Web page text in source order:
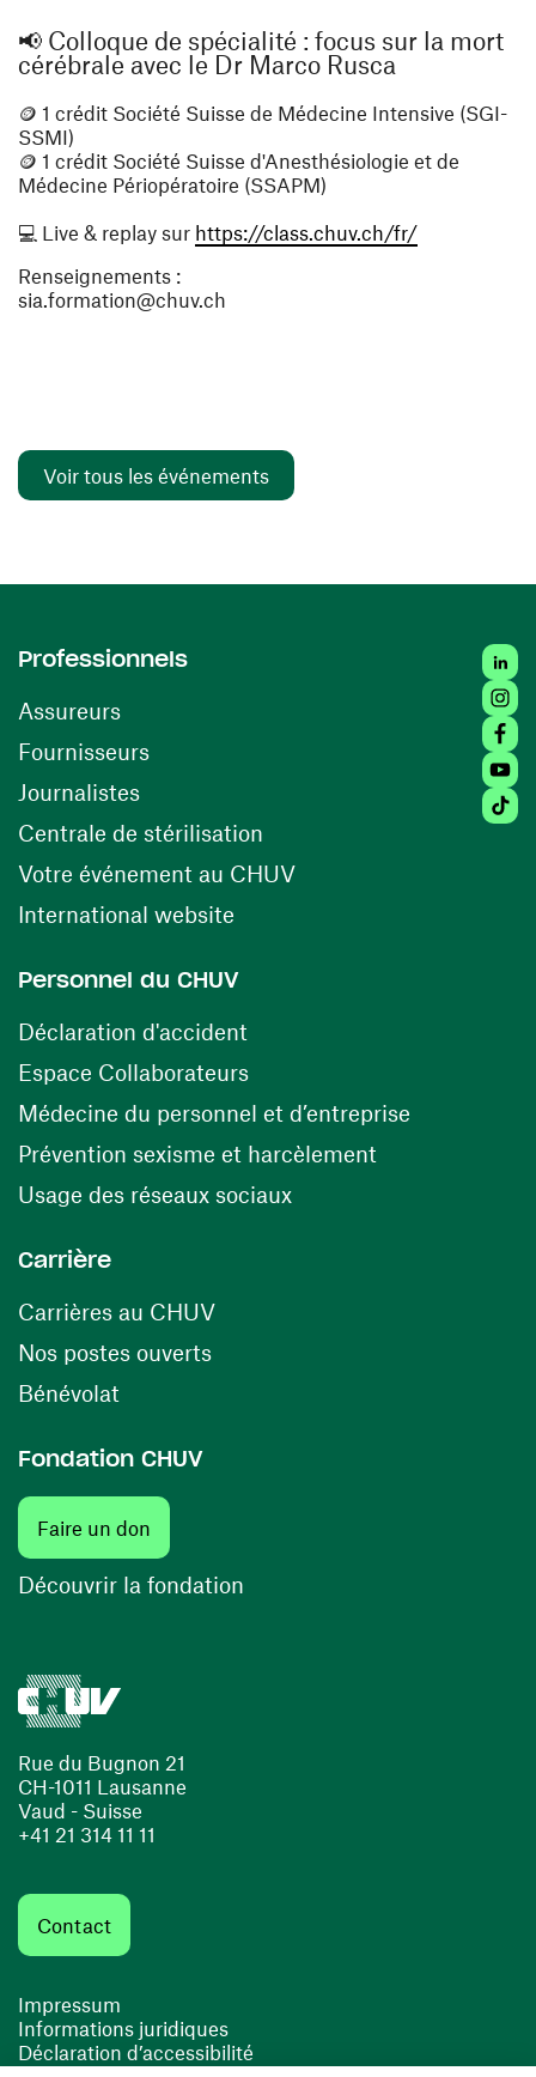
📢 Colloque de spécialité : focus sur la mort
cérébrale avec le Dr Marco Rusca
🪙 1 crédit Société Suisse de Médecine Intensive (SGI-
SSMI)
🪙 1 crédit Société Suisse d'Anesthésiologie et de
Médecine Périopératoire (SSAPM)
💻 Live & replay sur https://class.chuv.ch/fr/(ouvre une
Renseignements :
sia.formation@chuv.ch
Voir tous les événements
Rue du Bugnon 21
CH-1011 Lausanne
Vaud - Suisse
+41 21 314 11 11
Contact
Impressum
Informations juridiques
Déclaration d’accessibilité
Professionnels
Assureurs
Fournisseurs(ouvre une nouvelle fenêtre)
Journalistes
Centrale de stérilisation (ouvre une nouvelle
Votre événement au CHUV(ouvre une nouvelle
International website
Personnel du CHUV
Déclaration d'accident
Espace Collaborateurs(ouvre une nouvelle fenêtre)
Médecine du personnel et d’entreprise
Prévention sexisme et harcèlement
Usage des réseaux sociaux(ouvre une nouvelle
Carrière
Carrières au CHUV(ouvre une nouvelle fenêtre)
Nos postes ouverts(ouvre une nouvelle fenêtre)
Bénévolat
Fondation CHUV
Faire un don
Découvrir la fondation